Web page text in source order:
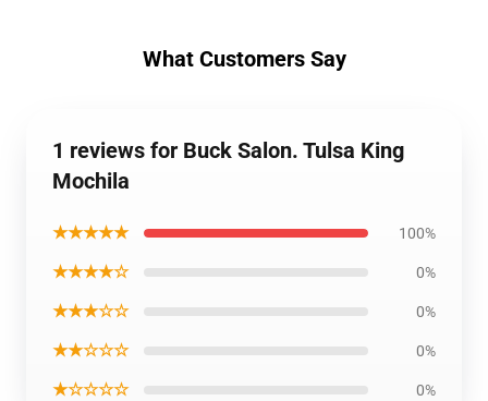
What Customers Say
1 reviews for Buck Salon. Tulsa King
Mochila
★★★★★ 100%
★★★★☆ 0%
★★★☆☆ 0%
★★☆☆☆ 0%
★☆☆☆☆ 0%